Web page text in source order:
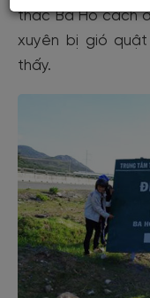
thác Ba Hồ cách
xuyên bị gió
thấy.